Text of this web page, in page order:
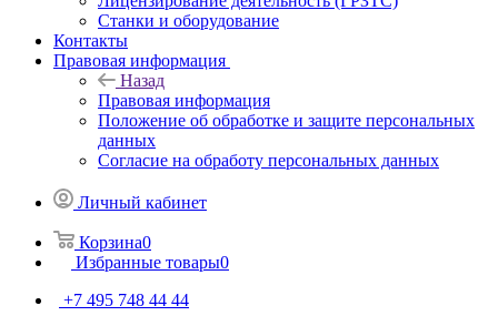
Станки и оборудование
Контакты
Правовая информация
Назад
Правовая информация
Положение об обработке и защите персональных
данных
Согласие на обработу персональных данных
Личный кабинет
Корзина0
Избранные товары0
+7 495 748 44 44